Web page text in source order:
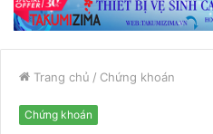
Trang chủ / Chứng khoán
Chứng khoán